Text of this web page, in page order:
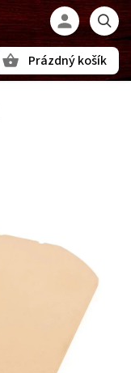
Prázdný košík